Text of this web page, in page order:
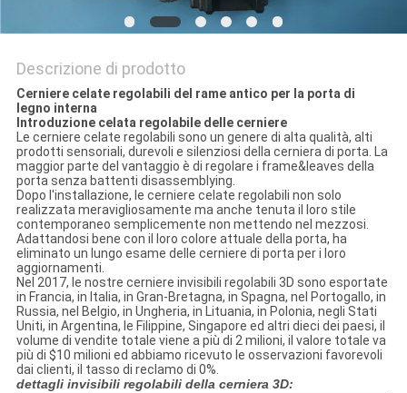
Descrizione di prodotto
Cerniere celate regolabili del rame antico per la porta di
legno interna
Introduzione celata regolabile delle cerniere
Le cerniere celate regolabili sono un genere di alta qualità, alti
prodotti sensoriali, durevoli e silenziosi della cerniera di porta. La
maggior parte del vantaggio è di regolare i frame&leaves della
porta senza battenti disassemblying.
Dopo l'installazione, le cerniere celate regolabili non solo
realizzata meravigliosamente ma anche tenuta il loro stile
contemporaneo semplicemente non mettendo nel mezzosi.
Adattandosi bene con il loro colore attuale della porta, ha
eliminato un lungo esame delle cerniere di porta per i loro
aggiornamenti.
Nel 2017, le nostre cerniere invisibili regolabili 3D sono esportate
in Francia, in Italia, in Gran-Bretagna, in Spagna, nel Portogallo, in
Russia, nel Belgio, in Ungheria, in Lituania, in Polonia, negli Stati
Uniti, in Argentina, le Filippine, Singapore ed altri dieci dei paesi, il
volume di vendite totale viene a più di 2 milioni, il valore totale va
più di $10 milioni ed abbiamo ricevuto le osservazioni favorevoli
dai clienti, il tasso di reclamo di 0%.
dettagli invisibili regolabili della cerniera 3D: